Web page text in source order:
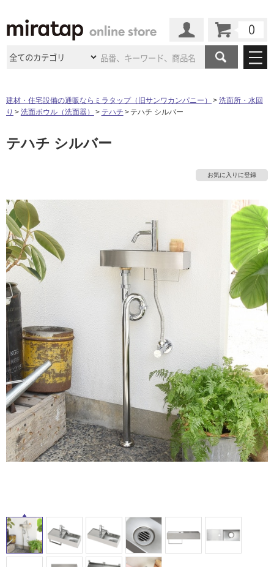
商品カテゴリ
キッチン
トイレ
扉
エクステリア（外構）
ウッドデッキ フローリング・ 床材
収納
照明 ペット用品
内装用建材 パネル・壁材
ロートアイアン 天然石・石材
メンテナンス・ 施工材 新商品
施工事例
施工事例
インタビュー
店舗・施設事例
ショールーム
ショールーム
大阪
名古屋ショールーム 京都 ショールーム
福岡ショールーム 札幌スマート
ショールー
ム
横浜スマート
ショールー
ム
ウェルビーみのお
BOX
サポート
ご利用ガイド 初めての方へ
よくある質問 お問い合わせ
修理お問い合わせ クレーム公開
説明書・図面検索 水まわり
お役立ち情報 住まいの スタイリング
アイデア
ミラタップチャンネル
オンライン相談
その他サービス
ミラタップと
創る家
ASOLIE
工事会社紹介
Coziコンシ
自分らしい家づくり
SUVACO
最高のリノベ会社がみつ
かる
建材・住宅設備の通販ならミラタップ（旧サンワカンパニー）
洗面所・水回
り
洗面ボウル（洗面器） テハチ テハチ シルバー
テハチ シルバー
お気に入りに登録